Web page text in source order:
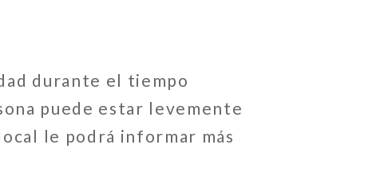
durante el tiempo
puede estar levemente
le podrá informar más